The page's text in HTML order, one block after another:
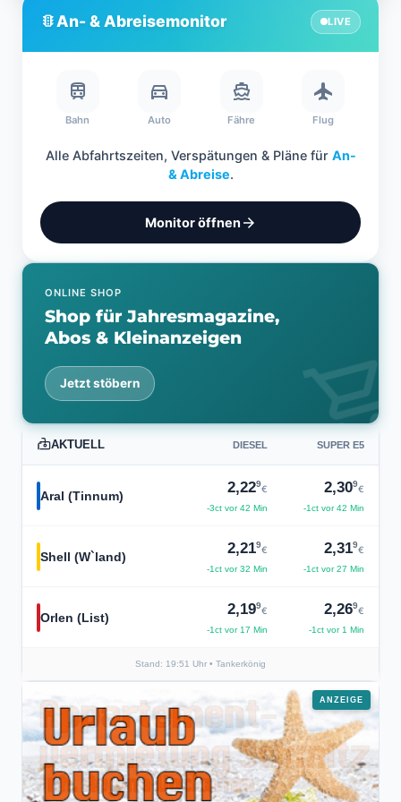
trafficAn- & Abreisemonitor LIVE
train
Bahn
directions_car
Auto
directions_boat
Fähre
flight
Flug
Alle Abfahrtszeiten, Verspätungen & Pläne für An-
& Abreise.
Monitor öffnen arrow_forward
ONLINE SHOP
Shop für Jahresmagazine,
Abos & Kleinanzeigen
Jetzt stöbern
AKTUELL DIESEL SUPER E5
Aral (Tinnum) 2,229
€
-3ct vor 42 Min
2,309
€
-1ct vor 42 Min
Shell (W`land) 2,219
€
-1ct vor 32 Min
2,319
€
-1ct vor 27 Min
Orlen (List) 2,199
€
-1ct vor 17 Min
2,269
€
-1ct vor 1 Min
Stand: 19:51 Uhr • Tankerkönig